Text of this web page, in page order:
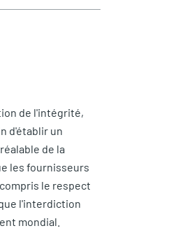
de l'intégrité,
d'établir un
de la
les fournisseurs
le respect
l'interdiction
mondial.